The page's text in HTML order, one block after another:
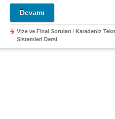
Devamı
Vize ve Final Soruları / Karadeniz
Sistemleri Dersi